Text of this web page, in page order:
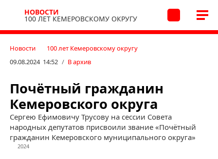
НОВОСТИ
100 ЛЕТ КЕМЕРОВСКОМУ ОКРУГУ
Новости
100 лет Кемеровскому округу
09.08.2024 14:52 / В архив
Почётный гражданин
Кемеровского округа
Сергею Ефимовичу Трусову на сессии Совета
народных депутатов присвоили звание «Почётный
гражданин Кемеровского муниципального округа»
2024